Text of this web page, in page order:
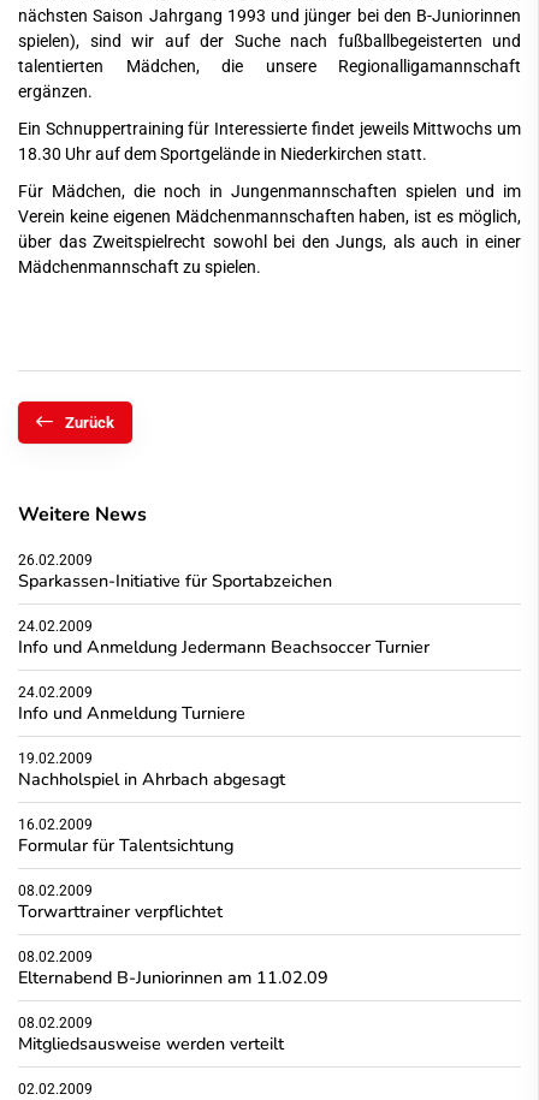
nächsten Saison Jahrgang 1993 und jünger bei den B-Juniorinnen
spielen), sind wir auf der Suche nach fußballbegeisterten und
talentierten Mädchen, die unsere Regionalligamannschaft
ergänzen.
Ein Schnuppertraining für Interessierte findet jeweils Mittwochs um
18.30 Uhr auf dem Sportgelände in Niederkirchen statt.
Für Mädchen, die noch in Jungenmannschaften spielen und im
Verein keine eigenen Mädchenmannschaften haben, ist es möglich,
über das Zweitspielrecht sowohl bei den Jungs, als auch in einer
Mädchenmannschaft zu spielen.
Zurück
Weitere News
26.02.2009
Sparkassen-Initiative für Sportabzeichen
24.02.2009
Info und Anmeldung Jedermann Beachsoccer Turnier
24.02.2009
Info und Anmeldung Turniere
19.02.2009
Nachholspiel in Ahrbach abgesagt
16.02.2009
Formular für Talentsichtung
08.02.2009
Torwarttrainer verpflichtet
08.02.2009
Elternabend B-Juniorinnen am 11.02.09
08.02.2009
Mitgliedsausweise werden verteilt
02.02.2009